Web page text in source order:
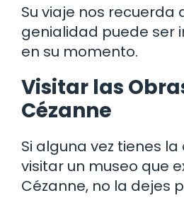
Su viaje nos recuerda
genialidad puede ser
en su momento.
Visitar las
Cézanne
Si alguna vez tienes
visitar un museo que
Cézanne, no la dejes